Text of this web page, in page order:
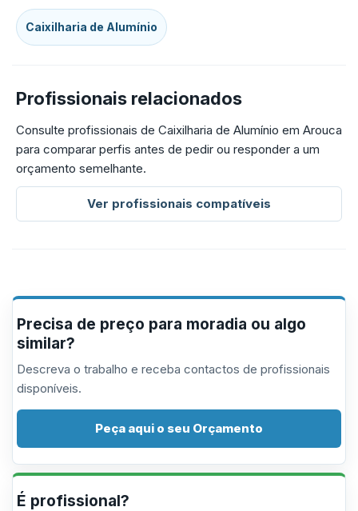
Caixilharia de Alumínio
Profissionais relacionados
Consulte profissionais de Caixilharia de Alumínio em Arouca
para comparar perfis antes de pedir ou responder a um
orçamento semelhante.
Ver profissionais compatíveis
Precisa de preço para moradia ou algo
similar?
Descreva o trabalho e receba contactos de profissionais
disponíveis.
Peça aqui o seu Orçamento
É profissional?